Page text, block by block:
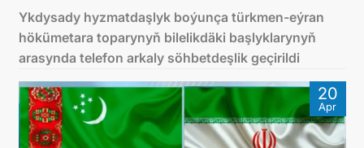
KONSULLYK HYZMATLARY
ОБ ОРГАНИЗАЦИИ
BILDIRIŞLER
Ykdysady hyzmatdaşlyk boýunça türkmen-eýran
hökümetara toparynyň bilelikdäki başlyklarynyň
arasynda telefon arkaly söhbetdeşlik geçirildi
20
Apr